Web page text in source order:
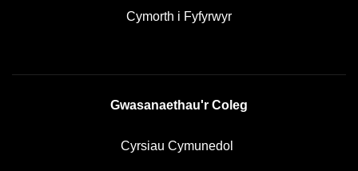
Cymorth i Fyfyrwyr
Gwasanaethau'r Coleg
Cyrsiau Cymunedol